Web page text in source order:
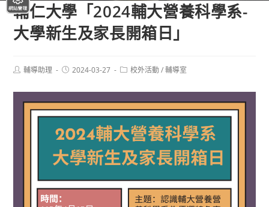
輔仁大學「2024輔大營養科學系-
大學新生及家長開箱日」
Post輔導助理
Post2024-03-27
Post校外活動 / 輔導室